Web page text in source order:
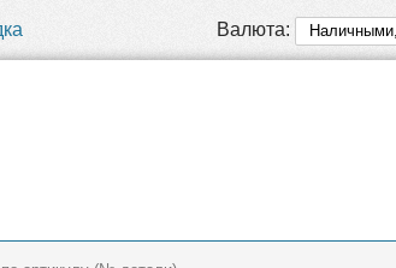
Валюта: